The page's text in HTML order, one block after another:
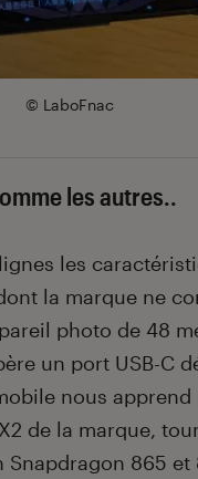
© LaboFnac
les autres..
les
la marque ne
photo de 48
un port USB-C
nous apprend
de la marque,
865 et